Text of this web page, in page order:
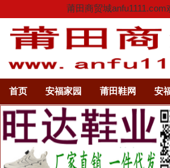
莆田商贸城
首页 安福家园 莆田鞋网 安